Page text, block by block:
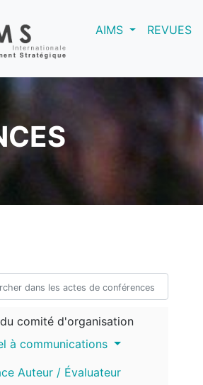
AIMS(current)REVUES
comité d'organisation
à communications
Auteur / Évaluateur